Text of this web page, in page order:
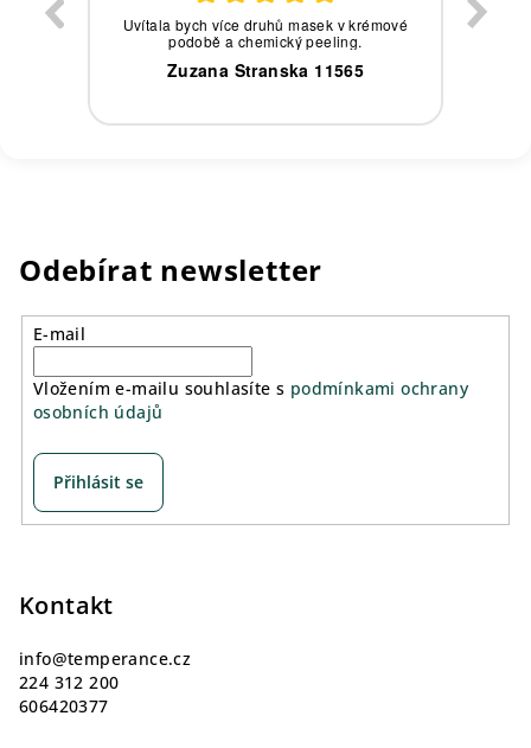
Uvítala bych více druhů masek v krémové
podobě a chemický peeling.
Zuzana Stranska 11565
Odebírat newsletter
E-mail
Vložením e-mailu souhlasíte s podmínkami ochrany
osobních údajů
Přihlásit se
Kontakt
info@temperance.cz
224 312 200
606420377